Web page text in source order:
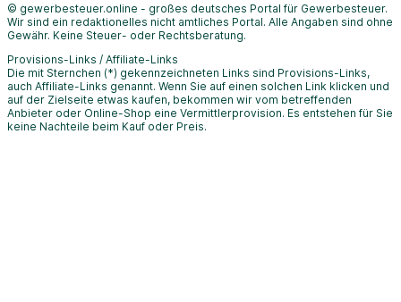
© gewerbesteuer.online - großes deutsches Portal für Gewerbesteuer.
Wir sind ein redaktionelles nicht amtliches Portal. Alle Angaben sind ohne
Gewähr. Keine Steuer- oder Rechtsberatung.
Provisions-Links / Affiliate-Links
Die mit Sternchen (*) gekennzeichneten Links sind Provisions-Links,
auch Affiliate-Links genannt. Wenn Sie auf einen solchen Link klicken und
auf der Zielseite etwas kaufen, bekommen wir vom betreffenden
Anbieter oder Online-Shop eine Vermittlerprovision. Es entstehen für Sie
keine Nachteile beim Kauf oder Preis.